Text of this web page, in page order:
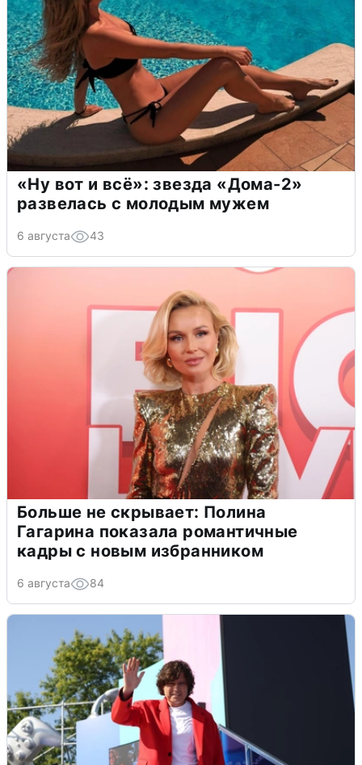
«Ну вот и всё»: звезда «Дома-2»
развелась с молодым мужем
6 августа 43
Больше не скрывает: Полина
Гагарина показала романтичные
кадры с новым избранником
6 августа 84